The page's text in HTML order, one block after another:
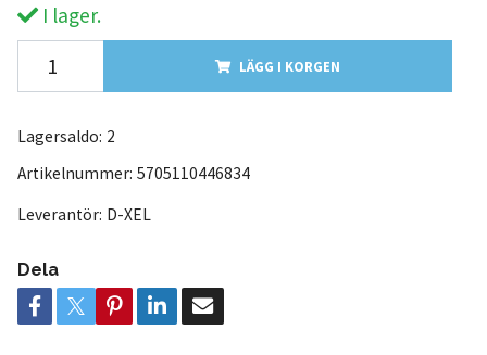
I lager.
LÄGG I KORGEN
Lagersaldo: 2
Artikelnummer: 5705110446834
Leverantör: D-XEL
Dela